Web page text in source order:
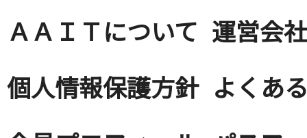
ＡＡＩＴについて 運営会社
個人情報保護方針 よくあ